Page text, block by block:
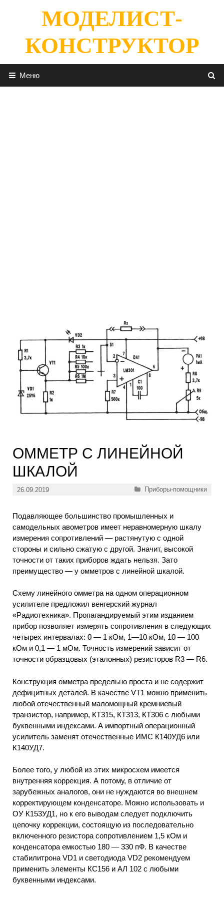
содержимомуМОДЕЛИСТ-
КОНСТРУКТОР
Меню
ОММЕТР C ЛИНЕЙНОЙ
ШКАЛОЙ
26.09.2019 Рубрики
Приборы-помощники
Подавляющее большинство промышленных и
самодельных авометров имеет неравномерную шкалу
измерения сопротивлений — растянутую с одной
стороны и сильно сжатую с другой. Значит, высокой
точности от таких приборов ждать нельзя. Зато
преимущество — у омметров с линейной шкалой.
Схему линейного омметра на одном операционном
усилителе предложил венгерский журнал
«Радиотехника». Пропагандируемый этим изданием
прибор позволяет измерять сопротивления в следующих
четырех интервалах: 0 — 1 кОм, 1—10 кОм, 10 — 100
кОм и 0,1 — 1 мОм. Точность измерений зависит от
точности образцовых (эталонных) резисторов R3 — R6.
Конструкция омметра предельно проста и не содержит
дефицитных деталей. В качестве VT1 можно применить
любой отечественный маломощный кремниевый
транзистор, например, КТ315, КТ313, КТ306 с любыми
буквенными индексами. А импортный операционный
усилитель заменят отечественные ИМС К140УД6 или
К140УД7.
Более того, у любой из этих микросхем имеется
внутренняя коррекция. А потому, в отличие от
зарубежных аналогов, они не нуждаются во внешнем
корректирующем конденсаторе. Можно использовать и
ОУ К153УД1, но к его выводам следует подключить
цепочку коррекции, состоящую из последовательно
включенного резистора сопротивлением 1,5 кОм и
конденсатора емкостью 180 — 330 пФ. В качестве
стабилитрона VD1 и светодиода VD2 рекомендуем
применить элементы КС156 и АЛ 102 с любыми
буквенными индексами.